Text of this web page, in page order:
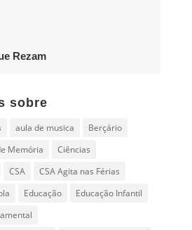
Rezam
sobre
aula de musica
Berçário
Memória
Ciências
CSA
CSA Agita nas Férias
Educação
Educação Infantil